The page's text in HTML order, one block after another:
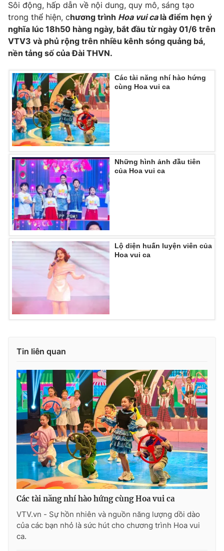
Sôi động, hấp dẫn về nội dung, quy mô, sáng tạo
trong thể hiện, chương trình Hoa vui ca là điểm hẹn ý
nghĩa lúc 18h50 hàng ngày, bắt đầu từ ngày 01/6 trên
VTV3 và phủ rộng trên nhiều kênh sóng quảng bá,
nền tảng số của Đài THVN.
Các tài năng nhí hào hứng
cùng Hoa vui ca
Những hình ảnh đầu tiên
của Hoa vui ca
Lộ diện huấn luyện viên của
Hoa vui ca
Tin liên quan
Các tài năng nhí hào hứng cùng Hoa vui ca
VTV.vn - Sự hồn nhiên và nguồn năng lượng dồi dào
của các bạn nhỏ là sức hút cho chương trình Hoa vui
ca.